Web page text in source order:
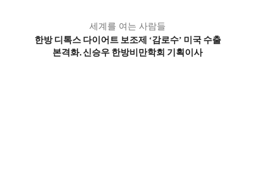
세계를 여는 사람들
한방 디톡스 다이어트 보조제 ‘감로수’ 미국 수출
본격화. 신승우 한방비만학회 기획이사